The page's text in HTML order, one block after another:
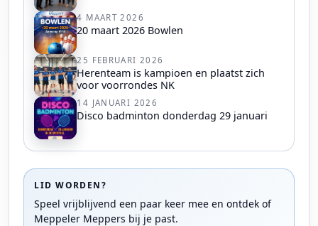
4 MAART 2026
20 maart 2026 Bowlen
25 FEBRUARI 2026
Herenteam is kampioen en plaatst zich
voor voorrondes NK
14 JANUARI 2026
Disco badminton donderdag 29 januari
LID WORDEN?
Speel vrijblijvend een paar keer mee en ontdek of
Meppeler Meppers bij je past.